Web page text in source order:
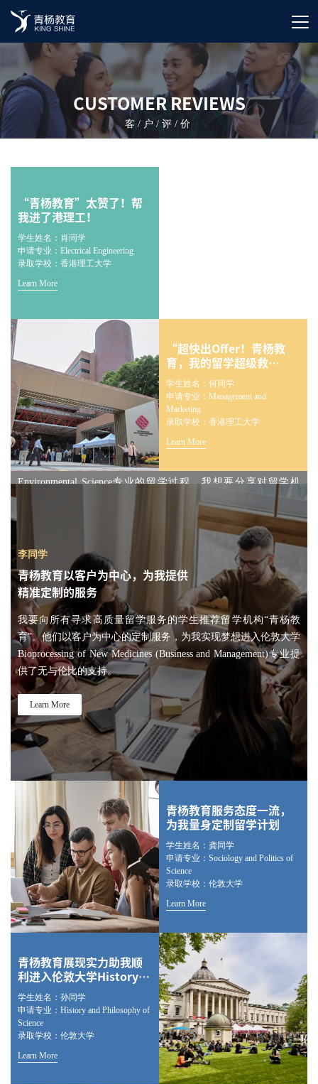
CUSTOMER REVIEWS
客/户/评/价
“青杨教育”太赞了！帮
我进了港理工！
学生姓名：肖同学
申请专业：Electrical Engineering
录取学校：香港理工大学
Learn More
“超快出Offer！青杨教
育，我的留学超级救
星！”
学生姓名：何同学
申请专业：Management and
Marketing
录取学校：香港理工大学
Learn More
张同学
青杨教育是为客户未来职业发展着
想的负责机构
对于帮助我成功申请伦敦国王学院（KCL）Geography and
Environmental Science专业的留学过程，我想要分享对留学机
构“青杨教育”的赞誉。他们不仅致力于留学申请，更着眼于客户
Learn More
李同学
青杨教育以客户为中心，为我提供
精准定制的服务
我要向所有寻求高质量留学服务的学生推荐留学机构“青杨教
育”。他们以客户为中心的定制服务，为我实现梦想进入伦敦大学
Bioprocessing of New Medicines (Business and Management)专业提
供了无与伦比的支持。
Learn More
青杨教育服务态度一流，
为我量身定制留学计划
学生姓名：龚同学
申请专业：Sociology and Politics of
Science
录取学校：伦敦大学
Learn More
青杨教育展现实力助我顺
利进入伦敦大学History
and Philosophy of
Science专业
学生姓名：孙同学
申请专业：History and Philosophy of
Science
录取学校：伦敦大学
Learn More